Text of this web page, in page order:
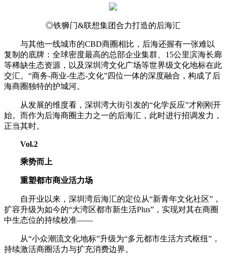
◎铁狮门&联想集团合力打造的后海汇
与其他一线城市的CBD商圈相比，后海还握有一张难以
复制的底牌：全球密度最高的总部企业集群、15公里滨海长廊
等稀缺生态资源，以及深圳湾文化广场等世界级文化地标在此
交汇。“商务-商业-生态-文化”四位一体的深度融合，构成了后
海商圈独特的护城河。
从发展的维度看，深圳湾大街引发的“化学反应”才刚刚开
始。而作为后海商圈主力之一的后海汇，此时进行招调发力，
正当其时。
Vol.2
乘势而上
重塑都市商业活力场
自开业以来，深圳湾后海汇的定位从“新青年文化社区”，
扩容升级为如今的“大湾区都市新生活Plus”，实现对其在商圈
中生态位的持续校准——
从“小众潮流文化地标”升级为“多元都市生活方式枢纽”，
持续激活商圈活力与扩充消费边界。